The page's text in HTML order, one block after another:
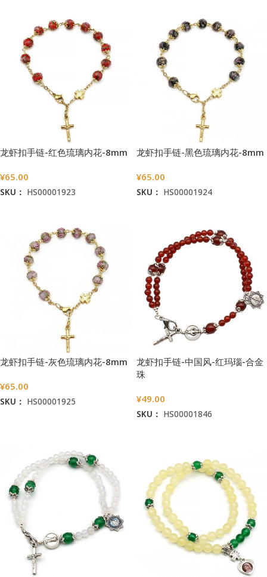
龙虾扣手链-红色琉璃内花-8mm
¥65.00
SKU： HS00001923
龙虾扣手链-黑色琉璃内花-8mm
¥65.00
SKU： HS00001924
龙虾扣手链-灰色琉璃内花-8mm
¥65.00
SKU： HS00001925
龙虾扣手链-中国风-红玛瑙-合金
珠
¥49.00
SKU： HS00001846